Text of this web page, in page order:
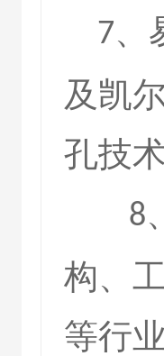
7、
及凯
孔技
8
构、
等行